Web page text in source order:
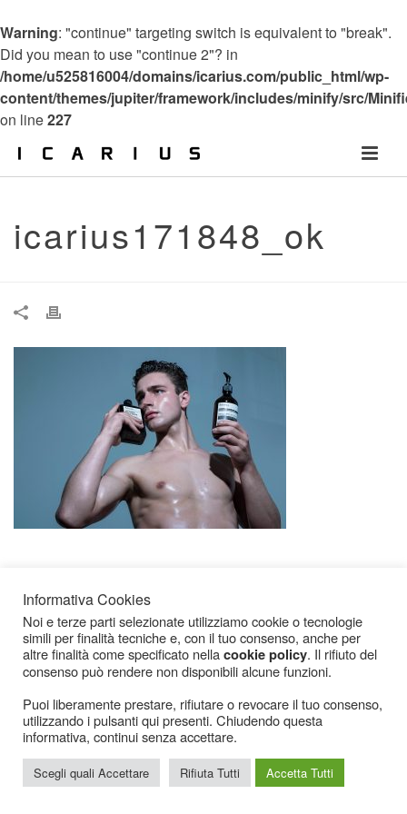
Warning: "continue" targeting switch is equivalent to "break".
Did you mean to use "continue 2"? in
/home/u525816004/domains/icarius.com/public_html/wp-
content/themes/jupiter/framework/includes/minify/src/
on line227
icarius171848_ok
Icarius.com Copyright © 2000 - 2022 |Privacy Policy|Cookies Policy|
Informativa Cookies
Noi e terze parti selezionate utilizziamo cookie o tecnologie
simili per finalità tecniche e, con il tuo consenso, anche per
altre finalità come specificato nellacookie policy. Il rifiuto del
consenso può rendere non disponibili alcune funzioni.
Puoi liberamente prestare, rifiutare o revocare il tuo consenso,
utilizzando i pulsanti qui presenti. Chiudendo questa
informativa, continui senza accettare.
Scegli quali Accettare Rifiuta Tutti Accetta Tutti